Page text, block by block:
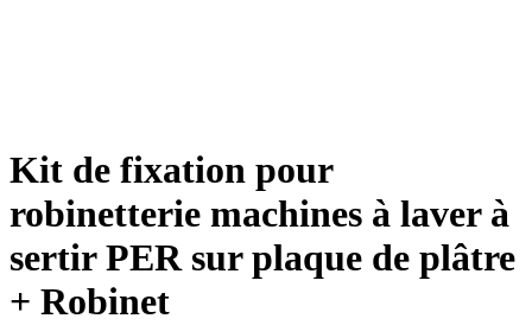
Kit de fixation pour
robinetterie machines à laver à
sertir PER sur plaque de plâtre
+ Robinet